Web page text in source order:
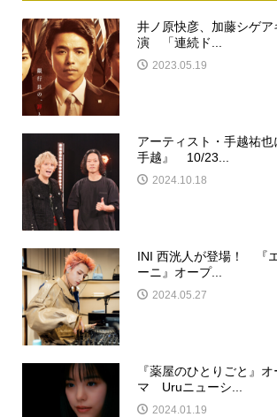
井ノ原快彦、加藤シゲア
演 「連続ド...
2023.05.19
アーティスト・手越祐
手越』 10/23...
2024.10.18
INI 西洸人が登場！ 『
ーニ』オープ...
2024.05.27
『薬屋のひとりごと』
マ Uruニューシ...
2024.01.19